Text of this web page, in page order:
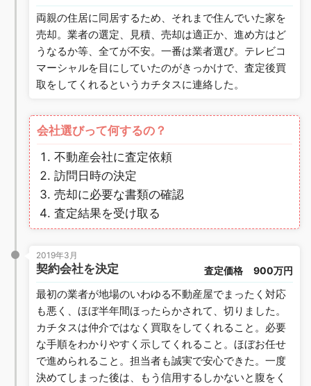
両親の住居に同居するため、それまで住んでいた家を
売却。業者の選定、見積、売却は適正か、進め方はど
うなるか等、全てが不安。一番は業者選び。テレビコ
マーシャルを目にしていたのがきっかけで、査定後買
取をしてくれるというカチタスに連絡した。
会社選びって何するの？
不動産会社に査定依頼
訪問日時の決定
売却に必要な書類の確認
査定結果を受け取る
2019年3月
契約会社を決定 査定価格 900万円
最初の業者が地場のいわゆる不動産屋でまったく対応
も悪く、ほぼ半年間ほったらかされて、切りました。
カチタスは仲介ではなく買取をしてくれること。必要
な手順をわかりやすく示してくれること。ほぼお任せ
で進められること。担当者も誠実で安心できた。一度
決めてしまった後は、もう信用するしかないと腹をく